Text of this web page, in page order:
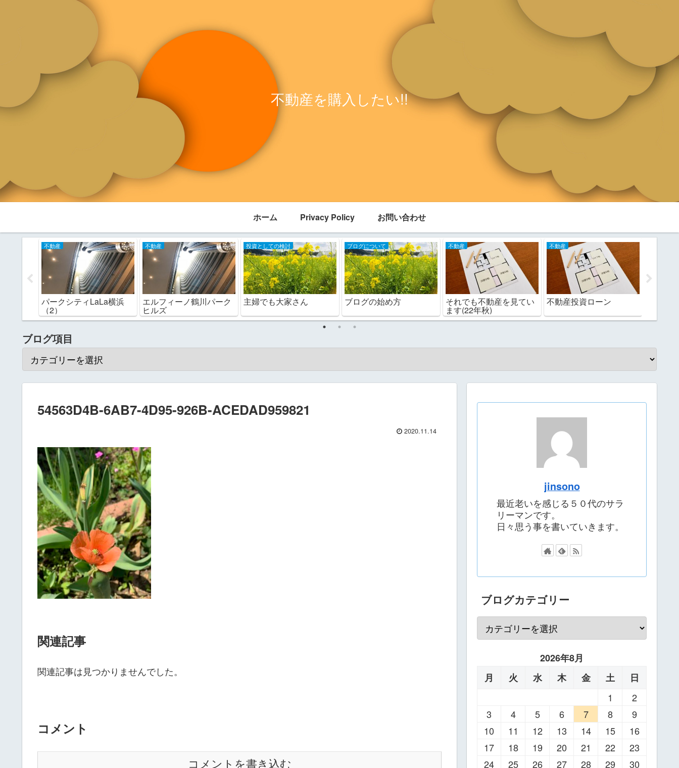
不動産を購入したい!!
ホーム Privacy Policy お問い合わせ
不動産
パークシティLaLa横浜
（2）
不動産
エルフィーノ鶴川パーク
ヒルズ
投資としての検討
主婦でも大家さん
ブログについて
ブログの始め方
不動産
それでも不動産を見てい
ます(22年秋)
不動産
不動産投資ローン
ブログ項目
54563D4B-6AB7-4D95-926B-ACEDAD959821
2020.11.14
関連記事
関連記事は見つかりませんでした。
コメント
コメントを書き込む
jinsono
最近老いを感じる５０代のサラ
リーマンです。
日々思う事を書いていきます。
ブログカテゴリー
2026年8月
月
火 水 木 金 土
日
1
2
3
4 5 6 7 8
9
10
11 12 13 14 15
16
17
18 19 20 21 22
23
24
25 26 27 28 29
30